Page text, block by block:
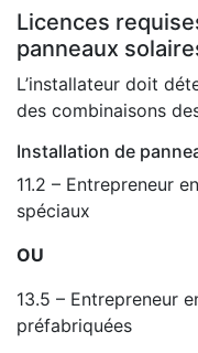
Licences
panneaux
L’installateur doit
des combinaisons
Installation de
11.2 – Entrepreneur
spéciaux
OU
13.5 – Entrepreneur
préfabriquées